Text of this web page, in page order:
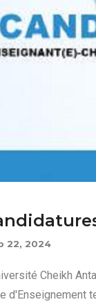
22, 2024
Cheikh
d'Enseignement